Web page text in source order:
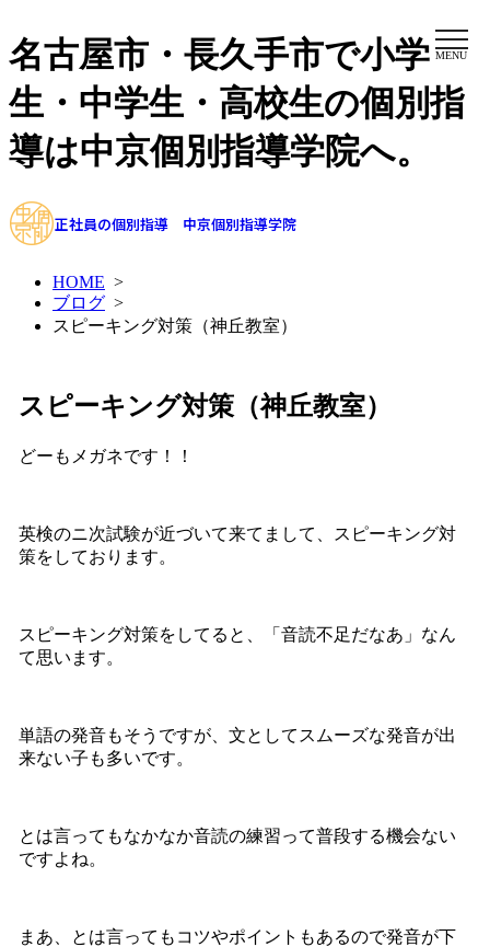
名古屋市・長久手市で小学
生・中学生・高校生の個別指
導は中京個別指導学院へ。
正社員の個別指導 中京個別指導学院
MENU
HOME >
ブログ >
スピーキング対策（神丘教室）
スピーキング対策（神丘教室）
どーもメガネです！！
英検のニ次試験が近づいて来てまして、スピーキング対
策をしております。
スピーキング対策をしてると、「音読不足だなあ」なん
て思います。
単語の発音もそうですが、文としてスムーズな発音が出
来ない子も多いです。
とは言ってもなかなか音読の練習って普段する機会ない
ですよね。
まあ、とは言ってもコツやポイントもあるので発音が下